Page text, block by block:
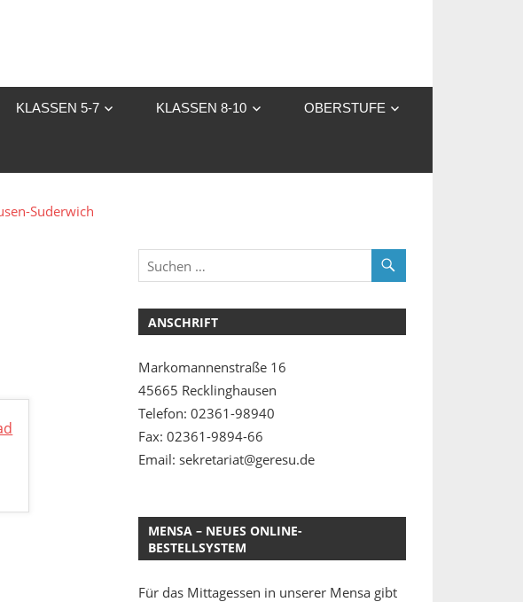
KLASSEN 5-7 KLASSEN 8-10 OBERSTUFE
ANSCHRIFT
Markomannenstraße 16
45665 Recklinghausen
Telefon: 02361-98940
Fax: 02361-9894-66
Email: sekretariat@geresu.de
MENSA – NEUES ONLINE-
BESTELLSYSTEM
Für das Mittagessen in unserer Mensa gibt